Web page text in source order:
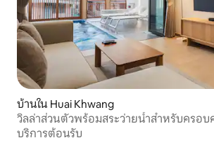
บ้านใน Huai Khwang
วิลล่าส่วนตัวพร้อมสระว่ายน้ำสำหรับครอบ
บริการต้อนรับ